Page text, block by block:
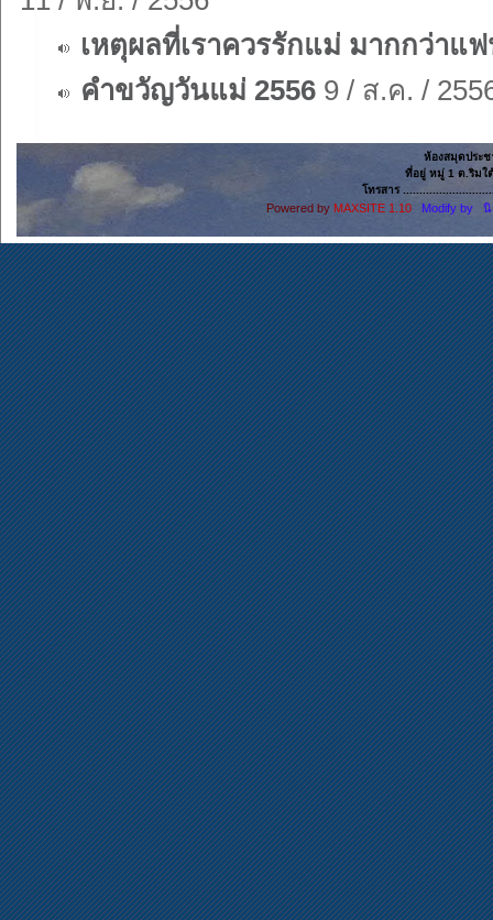
เหตุผลที่เราควรรักแม่ มากกว่าแ
คำขวัญวันแม่ 2556 9 / ส.ค. /
ห้องสมุดประ
ที่อยู่ หมู่ 1 ต.ริมใ
โทรสาร
Powered by MAXSITE 1.10 Modify by